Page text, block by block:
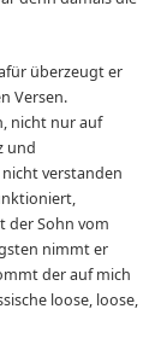
überzeugt er
Versen.
nicht nur auf
und
verstanden
der Sohn vom
nimmt er
der auf mich
loose, loose,